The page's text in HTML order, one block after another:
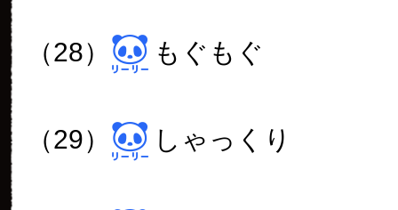
（28） もぐもぐ
（29） しゃっくり